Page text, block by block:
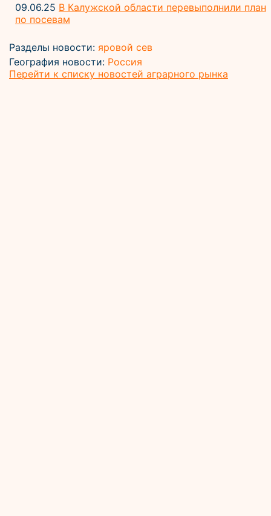
09.06.25 В Калужской области перевыполнили план
по посевам
Разделы новости: яровой сев
География новости: Россия
Перейти к списку новостей аграрного рынка